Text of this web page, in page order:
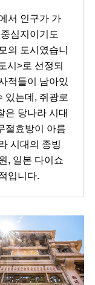
서 인구가 가
심지이기도
의 도시였습니
시>로 선정되
적들이 남아있
있는데, 쥐광로
은 당나라 시대
절효방이 아름
시대의 종빙
, 일본 다이쇼
입니다.